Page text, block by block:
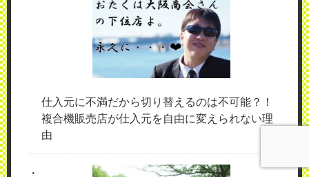
仕入元に不満だから切り替えるのは不可能？！
複合機販売店が仕入元を自由に変えられない理
由